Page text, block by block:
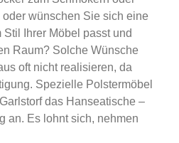
wünschen Sie sich eine
Ihrer Möbel passt und
Raum? Solche Wünsche
oft nicht realisieren, da
Spezielle Polstermöbel
das Hanseatische –
an. Es lohnt sich, nehmen